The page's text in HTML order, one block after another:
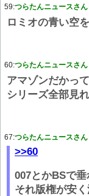
59:つらたんニュースさん
ロミオの青い空
60:つらたんニュースさん
アマゾンだかっ
シリーズ全部見
67:つらたんニュースさん
>>60
007とかBSで
それ版権が安